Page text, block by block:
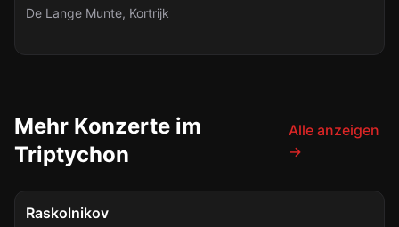
De Lange Munte, Kortrijk
Mehr Konzerte im
Triptychon
Alle anzeigen
→
Sa., 26. Sept.
Raskolnikov